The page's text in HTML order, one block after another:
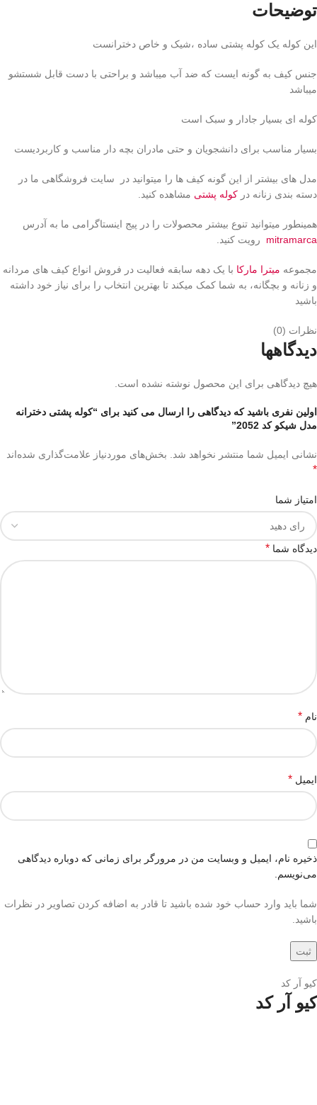
توضیحات
این کوله یک کوله پشتی ساده ،شیک و خاص دخترانست
جنس کیف به گونه ایست که ضد آب میباشد و براحتی با دست قابل شستشو
میباشد
کوله ای بسیار جادار و سبک است
بسیار مناسب برای دانشجویان و حتی مادران بچه دار مناسب و کاربردیست
مدل های بیشتر از این گونه کیف ها را میتوانید در سایت فروشگاهی ما در
دسته بندی زنانه در کوله پشتی مشاهده کنید.
همینطور میتوانید تنوع بیشتر محصولات را در پیج اینستاگرامی ما به آدرس
mitramarca رویت کنید.
مجموعه میترا مارکا با یک دهه سابقه فعالیت در فروش انواع کیف های مردانه
و زنانه و بچگانه، به شما کمک میکند تا بهترین انتخاب را برای نیاز خود داشته
باشید
نظرات (0)
دیدگاهها
هیچ دیدگاهی برای این محصول نوشته نشده است.
اولین نفری باشید که دیدگاهی را ارسال می کنید برای “کوله پشتی دخترانه
مدل شیکو کد 2052”
نشانی ایمیل شما منتشر نخواهد شد. بخش‌های موردنیاز علامت‌گذاری شده‌اند
*
امتیاز شما
دیدگاه شما *
نام *
ایمیل *
ذخیره نام، ایمیل و وبسایت من در مرورگر برای زمانی که دوباره دیدگاهی
می‌نویسم.
شما باید وارد حساب خود شده باشید تا قادر به اضافه کردن تصاویر در نظرات
باشید.
کیو آر کد
کیو آر کد